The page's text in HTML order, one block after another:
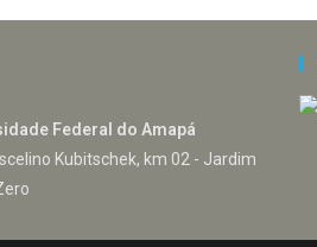
Federal do Amapá
Kubitschek, km 02 - Jardim